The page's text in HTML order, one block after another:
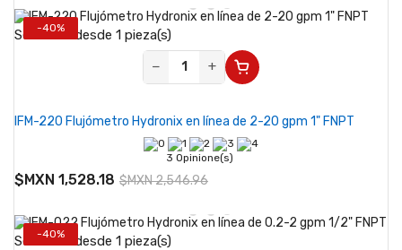
-40%
Se vende desde 1 pieza(s)
−
+
IFM-220 Flujómetro Hydronix en línea de 2-20 gpm 1" FNPT
3 Opinione(s)
$MXN 1,528.18 $MXN 2,546.96
-40%
Se vende desde 1 pieza(s)